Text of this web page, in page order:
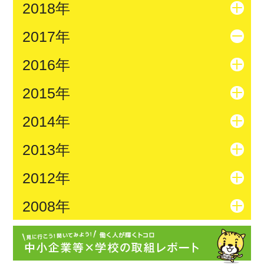
2018年
2017年
2016年
2015年
2014年
2013年
2012年
2008年